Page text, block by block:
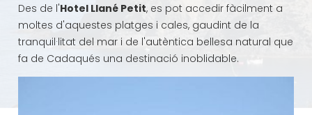
Des de l'Hotel Llané Petit, es pot accedir fàcilment a
moltes d'aquestes platges i cales, gaudint de la
tranquil·litat del mar i de l'autèntica bellesa natural que
fa de Cadaqués una destinació inoblidable.